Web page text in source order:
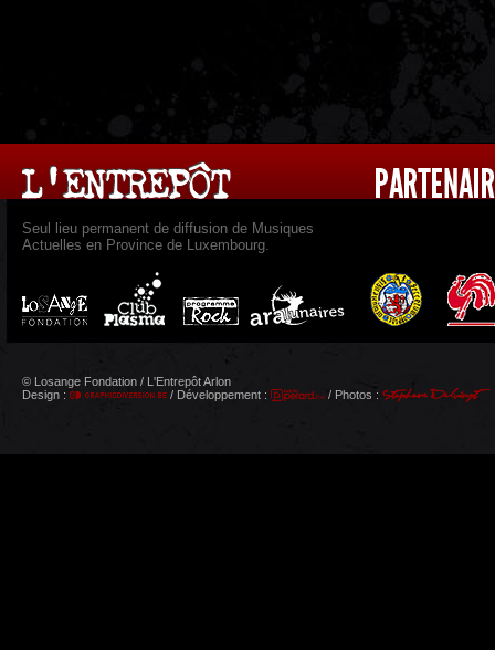
Seul lieu permanent de diffusion de Musiques
Actuelles en Province de Luxembourg.
© Losange Fondation / L'Entrepôt Arlon
Design :
/ Développement : / Photos :